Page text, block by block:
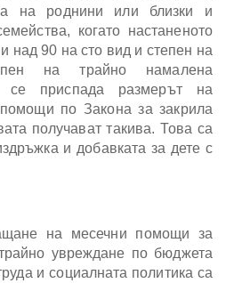
на роднини или близки и
когато настаненото
над 90 на сто вид и степен на
на трайно намалена
се приспада размерът на
по Закона за закрила
получават такива. Това са
и добавката за дете с
на месечни помощи за
увреждане по бюджета
и социалната политика са